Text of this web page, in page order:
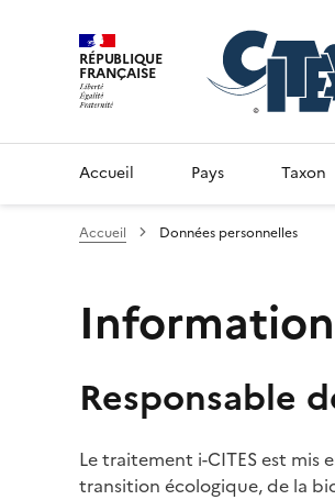
RÉPUBLIQUE
FRANÇAISE
Accueil Pays Taxon
Accueil Données personnelles
Information
Responsable
Le traitement i-CITES est
transition écologique, de la